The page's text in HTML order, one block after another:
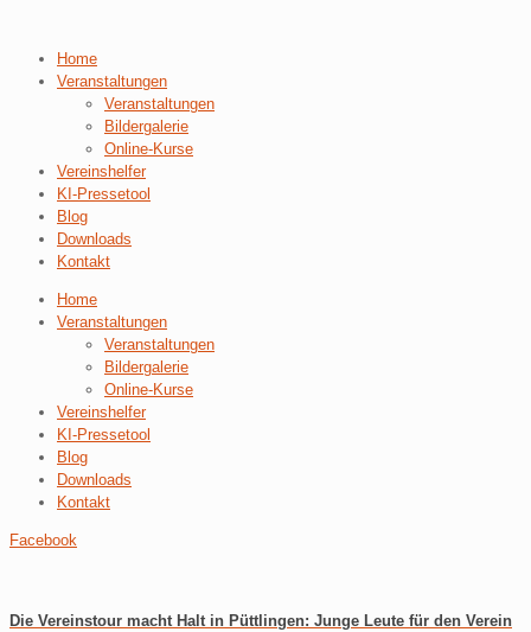
Home
Veranstaltungen
Veranstaltungen
Bildergalerie
Online-Kurse
Vereinshelfer
KI-Pressetool
Blog
Downloads
Kontakt
Home
Veranstaltungen
Veranstaltungen
Bildergalerie
Online-Kurse
Vereinshelfer
KI-Pressetool
Blog
Downloads
Kontakt
Facebook
Die Vereinstour macht Halt in Püttlingen: Junge Leute für den Verein